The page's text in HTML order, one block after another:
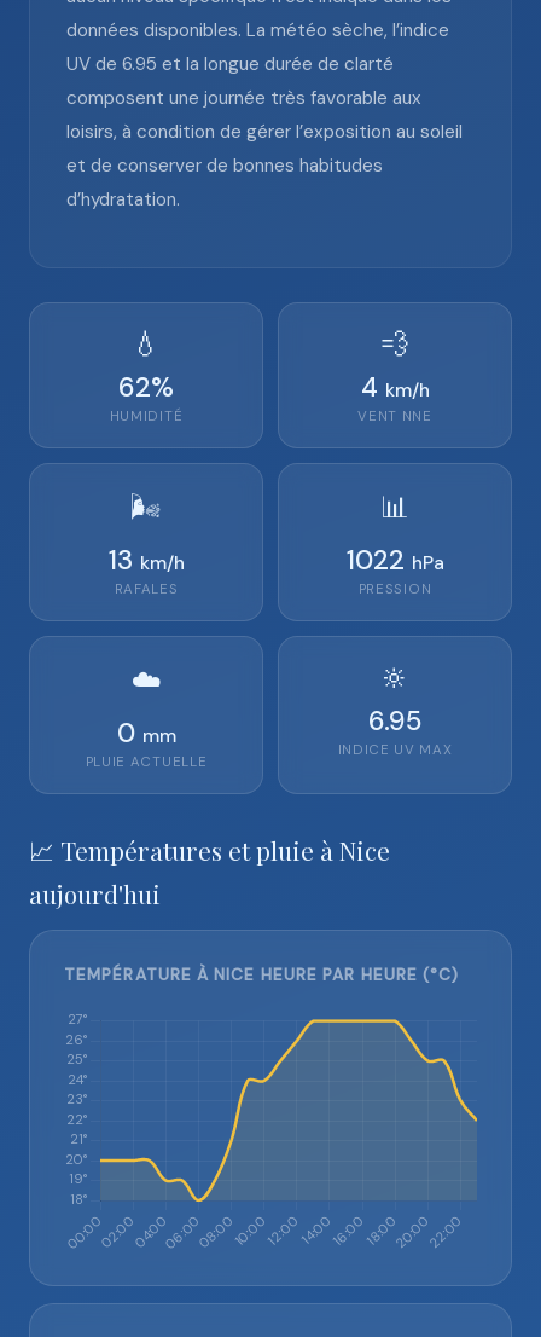
données disponibles. La météo sèche, l’indice
UV de 6.95 et la longue durée de clarté
composent une journée très favorable aux
loisirs, à condition de gérer l’exposition au soleil
et de conserver de bonnes habitudes
d’hydratation.
💧
62%
HUMIDITÉ
💨
4 km/h
VENT NNE
🌬️
13 km/h
RAFALES
📊
1022 hPa
PRESSION
☁️
0 mm
PLUIE ACTUELLE
🔆
6.95
INDICE UV MAX
📈 Températures et pluie à Nice
aujourd'hui
TEMPÉRATURE À NICE HEURE PAR HEURE (°C)